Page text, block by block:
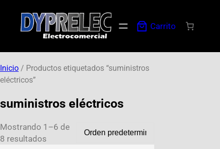
Carrito
Inicio / Productos etiquetados “suministros
eléctricos”
suministros eléctricos
Mostrando 1–6 de
8 resultados